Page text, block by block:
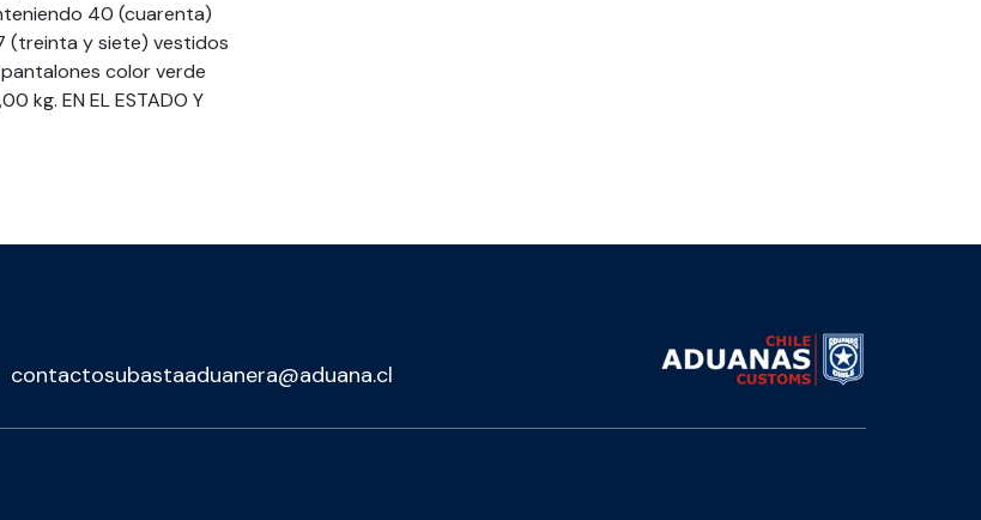
40 (cuarenta)
(treinta y siete) vestidos
color verde
kg. EN EL ESTADO Y
contactosubastaaduanera@aduana.cl